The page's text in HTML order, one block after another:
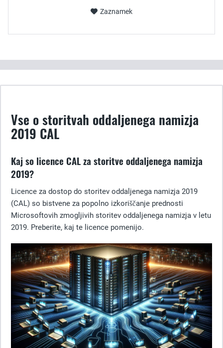
Zaznamek
Vse o storitvah oddaljenega namizja
2019 CAL
Kaj so licence CAL za storitve oddaljenega namizja
2019?
Licence za dostop do storitev oddaljenega namizja 2019
(CAL) so bistvene za popolno izkoriščanje prednosti
Microsoftovih zmogljivih storitev oddaljenega namizja v letu
2019. Preberite, kaj te licence pomenijo.